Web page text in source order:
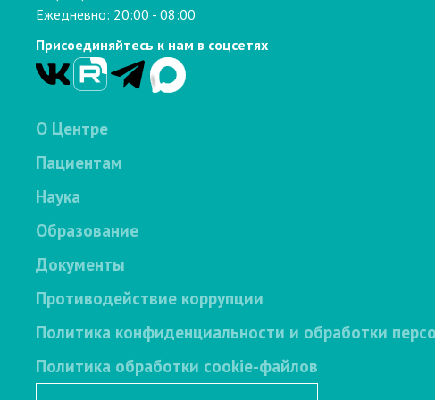
Ежедневно: 20:00 - 08:00
Присоединяйтесь к нам в соцсетях
О Центре
Пациентам
Наука
Образование
Документы
Противодействие коррупции
Политика конфиденциальности и обработки
Политика обработки cookie-файлов